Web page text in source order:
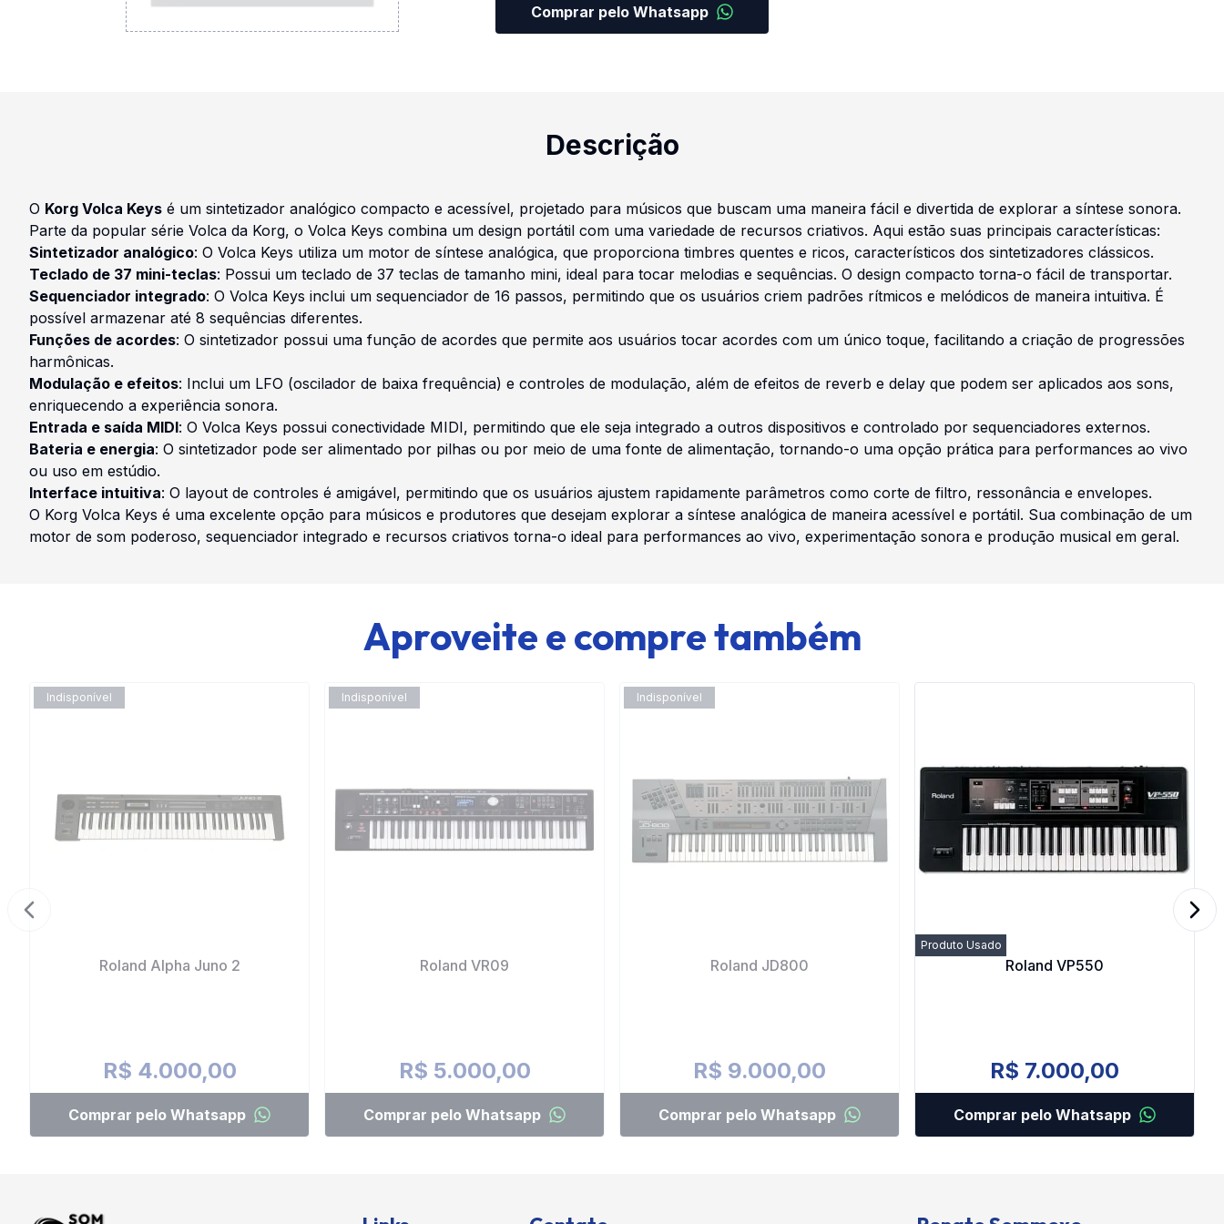
Comprar pelo Whatsapp
Descrição
O Korg Volca Keys é um sintetizador analógico compacto e acessível, projetado para músicos que buscam uma maneira fácil e divertida de explorar a síntese sonora.
Parte da popular série Volca da Korg, o Volca Keys combina um design portátil com uma variedade de recursos criativos. Aqui estão suas principais características:
Sintetizador analógico: O Volca Keys utiliza um motor de síntese analógica, que proporciona timbres quentes e ricos, característicos dos sintetizadores clássicos.
Teclado de 37 mini-teclas: Possui um teclado de 37 teclas de tamanho mini, ideal para tocar melodias e sequências. O design compacto torna-o fácil de transportar.
Sequenciador integrado: O Volca Keys inclui um sequenciador de 16 passos, permitindo que os usuários criem padrões rítmicos e melódicos de maneira intuitiva. É
possível armazenar até 8 sequências diferentes.
Funções de acordes: O sintetizador possui uma função de acordes que permite aos usuários tocar acordes com um único toque, facilitando a criação de progressões
harmônicas.
Modulação e efeitos: Inclui um LFO (oscilador de baixa frequência) e controles de modulação, além de efeitos de reverb e delay que podem ser aplicados aos sons,
enriquecendo a experiência sonora.
Entrada e saída MIDI: O Volca Keys possui conectividade MIDI, permitindo que ele seja integrado a outros dispositivos e controlado por sequenciadores externos.
Bateria e energia: O sintetizador pode ser alimentado por pilhas ou por meio de uma fonte de alimentação, tornando-o uma opção prática para performances ao vivo
ou uso em estúdio.
Interface intuitiva: O layout de controles é amigável, permitindo que os usuários ajustem rapidamente parâmetros como corte de filtro, ressonância e envelopes.
O Korg Volca Keys é uma excelente opção para músicos e produtores que desejam explorar a síntese analógica de maneira acessível e portátil. Sua combinação de um
motor de som poderoso, sequenciador integrado e recursos criativos torna-o ideal para performances ao vivo, experimentação sonora e produção musical em geral.
Aproveite e compre também
Indisponível
Roland Alpha Juno 2
R$ 4.000,00
Comprar pelo Whatsapp
Indisponível
Roland VR09
R$ 5.000,00
Comprar pelo Whatsapp
Indisponível
Roland JD800
R$ 9.000,00
Comprar pelo Whatsapp
Produto Usado
Roland VP550
R$ 7.000,00
Comprar pelo Whatsapp
Previous slide